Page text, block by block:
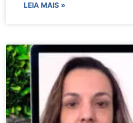
LEIA MAIS »